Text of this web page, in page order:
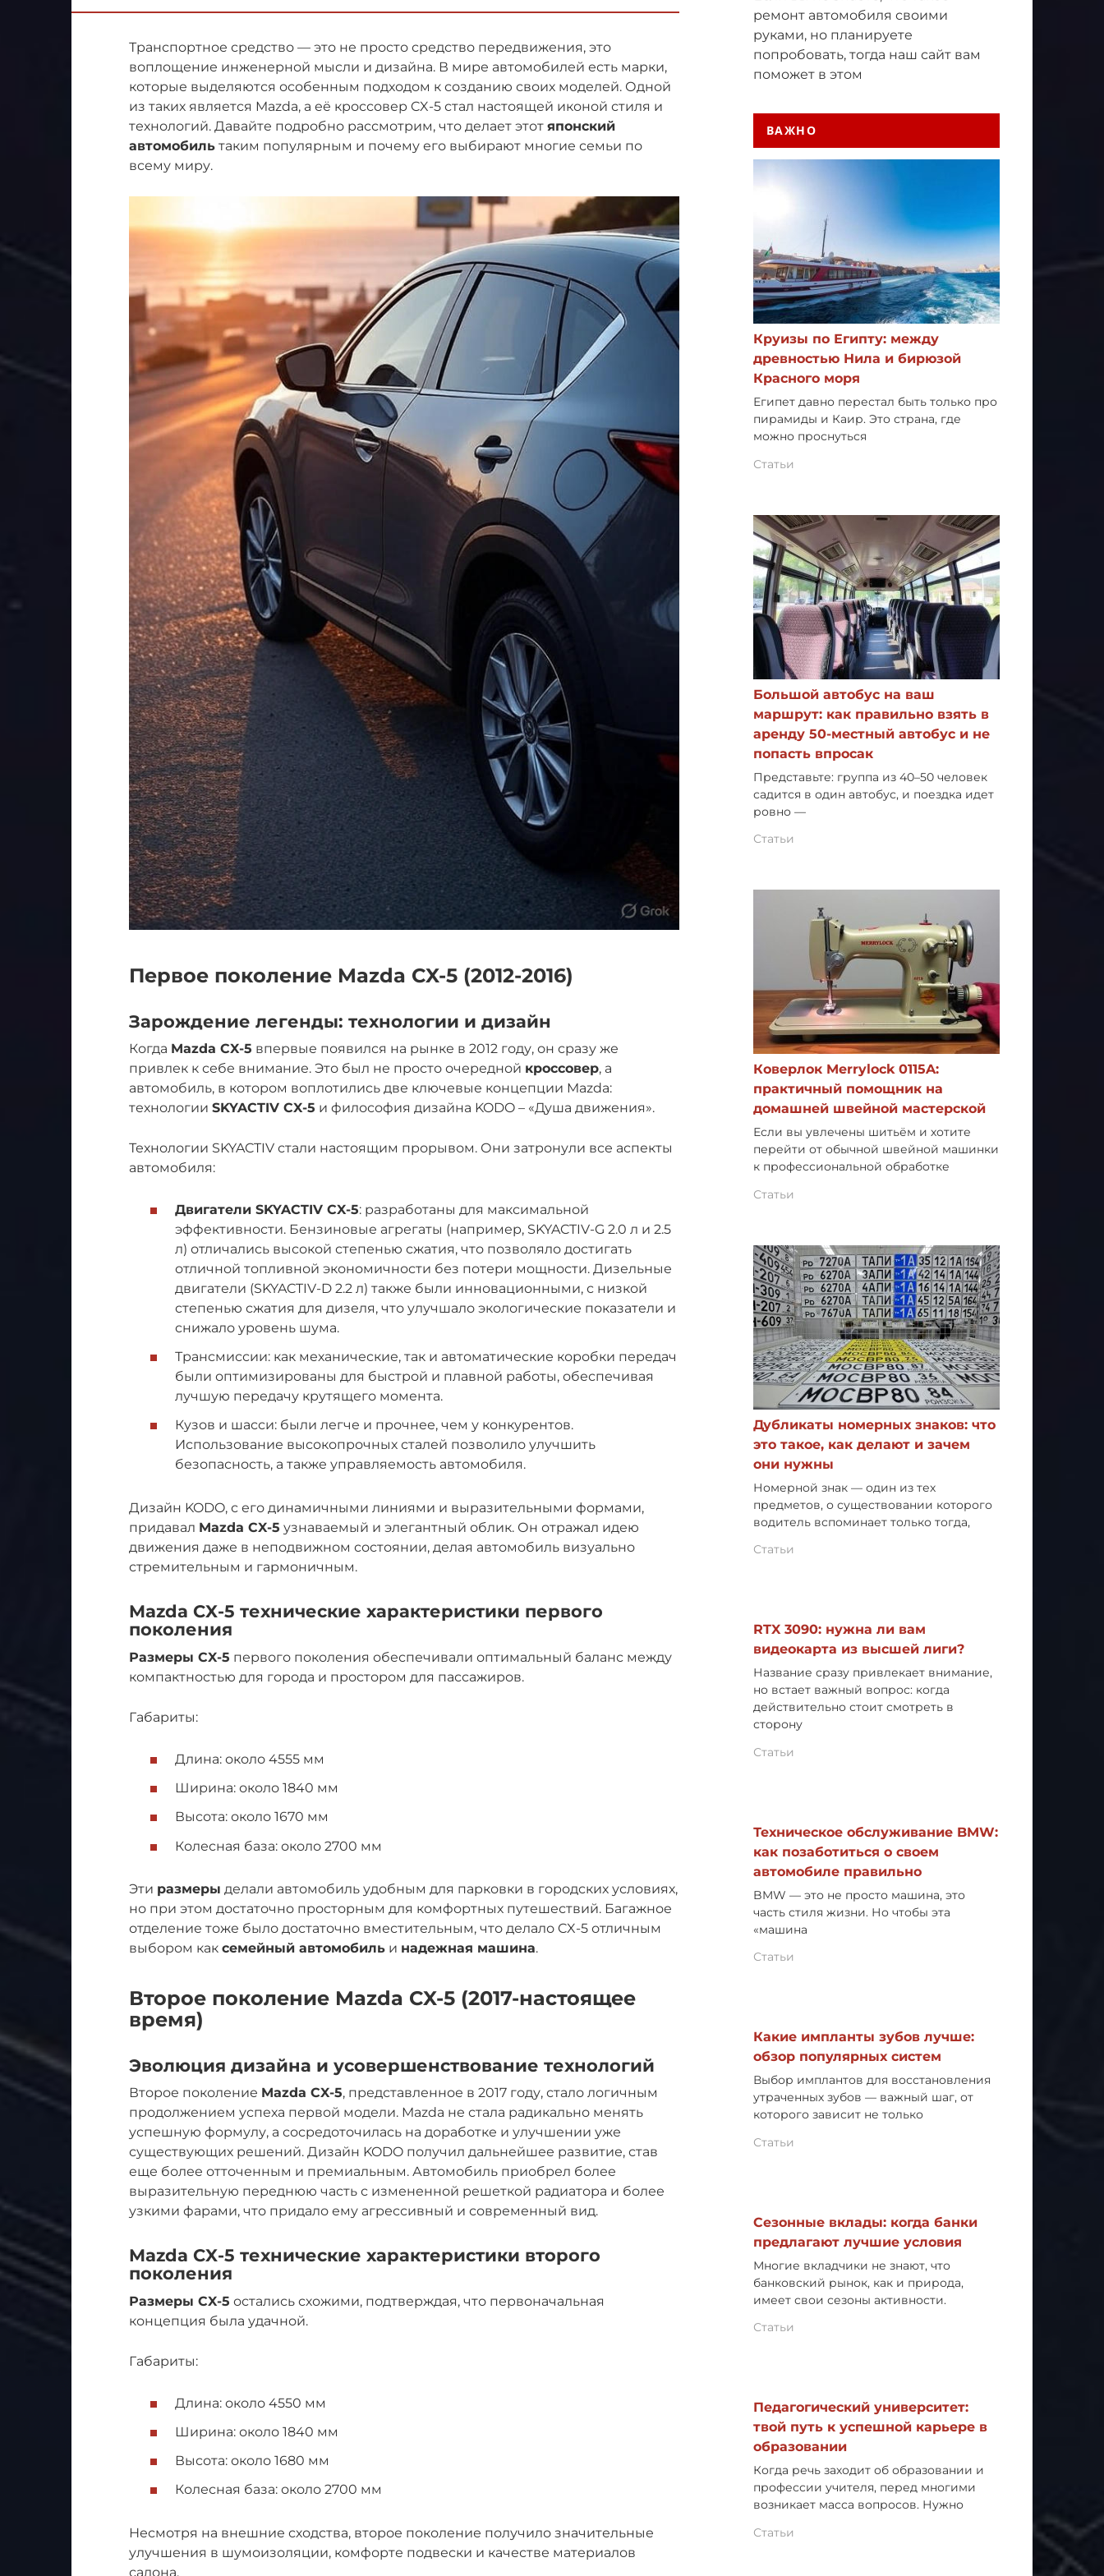
Транспортное средство — это не просто средство передвижения, это
воплощение инженерной мысли и дизайна. В мире автомобилей есть марки,
которые выделяются особенным подходом к созданию своих моделей. Одной
из таких является Mazda, а её кроссовер CX-5 стал настоящей иконой стиля и
технологий. Давайте подробно рассмотрим, что делает этот японский
автомобиль таким популярным и почему его выбирают многие семьи по
всему миру.
Первое поколение Mazda CX-5 (2012-2016)
Зарождение легенды: технологии и дизайн
Когда Mazda CX-5 впервые появился на рынке в 2012 году, он сразу же
привлек к себе внимание. Это был не просто очередной кроссовер, а
автомобиль, в котором воплотились две ключевые концепции Mazda:
технологии SKYACTIV CX-5 и философия дизайна KODO – «Душа движения».
Технологии SKYACTIV стали настоящим прорывом. Они затронули все аспекты
автомобиля:
Двигатели SKYACTIV CX-5: разработаны для максимальной
эффективности. Бензиновые агрегаты (например, SKYACTIV-G 2.0 л и 2.5
л) отличались высокой степенью сжатия, что позволяло достигать
отличной топливной экономичности без потери мощности. Дизельные
двигатели (SKYACTIV-D 2.2 л) также были инновационными, с низкой
степенью сжатия для дизеля, что улучшало экологические показатели и
снижало уровень шума.
Трансмиссии: как механические, так и автоматические коробки передач
были оптимизированы для быстрой и плавной работы, обеспечивая
лучшую передачу крутящего момента.
Кузов и шасси: были легче и прочнее, чем у конкурентов.
Использование высокопрочных сталей позволило улучшить
безопасность, а также управляемость автомобиля.
Дизайн KODO, с его динамичными линиями и выразительными формами,
придавал Mazda CX-5 узнаваемый и элегантный облик. Он отражал идею
движения даже в неподвижном состоянии, делая автомобиль визуально
стремительным и гармоничным.
Mazda CX-5 технические характеристики первого
поколения
Размеры CX-5 первого поколения обеспечивали оптимальный баланс между
компактностью для города и простором для пассажиров.
Габариты:
Длина: около 4555 мм
Ширина: около 1840 мм
Высота: около 1670 мм
Колесная база: около 2700 мм
Эти размеры делали автомобиль удобным для парковки в городских условиях,
но при этом достаточно просторным для комфортных путешествий. Багажное
отделение тоже было достаточно вместительным, что делало CX-5 отличным
выбором как семейный автомобиль и надежная машина.
Второе поколение Mazda CX-5 (2017-настоящее
время)
Эволюция дизайна и усовершенствование технологий
Второе поколение Mazda CX-5, представленное в 2017 году, стало логичным
продолжением успеха первой модели. Mazda не стала радикально менять
успешную формулу, а сосредоточилась на доработке и улучшении уже
существующих решений. Дизайн KODO получил дальнейшее развитие, став
еще более отточенным и премиальным. Автомобиль приобрел более
выразительную переднюю часть с измененной решеткой радиатора и более
узкими фарами, что придало ему агрессивный и современный вид.
Mazda CX-5 технические характеристики второго
поколения
Размеры CX-5 остались схожими, подтверждая, что первоначальная
концепция была удачной.
Габариты:
Длина: около 4550 мм
Ширина: около 1840 мм
Высота: около 1680 мм
Колесная база: около 2700 мм
Несмотря на внешние сходства, второе поколение получило значительные
улучшения в шумоизоляции, комфорте подвески и качестве материалов
салона.
ремонт автомобиля своими
руками, но планируете
попробовать, тогда наш сайт вам
поможет в этом
ВАЖНО
Круизы по Египту: между
древностью Нила и бирюзой
Красного моря
Египет давно перестал быть только про
пирамиды и Каир. Это страна, где
можно проснуться
Статьи
Большой автобус на ваш
маршрут: как правильно взять в
аренду 50-местный автобус и не
попасть впросак
Представьте: группа из 40–50 человек
садится в один автобус, и поездка идет
ровно —
Статьи
Коверлок Merrylock 0115A:
практичный помощник на
домашней швейной мастерской
Если вы увлечены шитьём и хотите
перейти от обычной швейной машинки
к профессиональной обработке
Статьи
Дубликаты номерных знаков: что
это такое, как делают и зачем
они нужны
Номерной знак — один из тех
предметов, о существовании которого
водитель вспоминает только тогда,
Статьи
RTX 3090: нужна ли вам
видеокарта из высшей лиги?
Название сразу привлекает внимание,
но встает важный вопрос: когда
действительно стоит смотреть в
сторону
Статьи
Техническое обслуживание BMW:
как позаботиться о своем
автомобиле правильно
BMW — это не просто машина, это
часть стиля жизни. Но чтобы эта
«машина
Статьи
Какие импланты зубов лучше:
обзор популярных систем
Выбор имплантов для восстановления
утраченных зубов — важный шаг, от
которого зависит не только
Статьи
Сезонные вклады: когда банки
предлагают лучшие условия
Многие вкладчики не знают, что
банковский рынок, как и природа,
имеет свои сезоны активности.
Статьи
Педагогический университет:
твой путь к успешной карьере в
образовании
Когда речь заходит об образовании и
профессии учителя, перед многими
возникает масса вопросов. Нужно
Статьи